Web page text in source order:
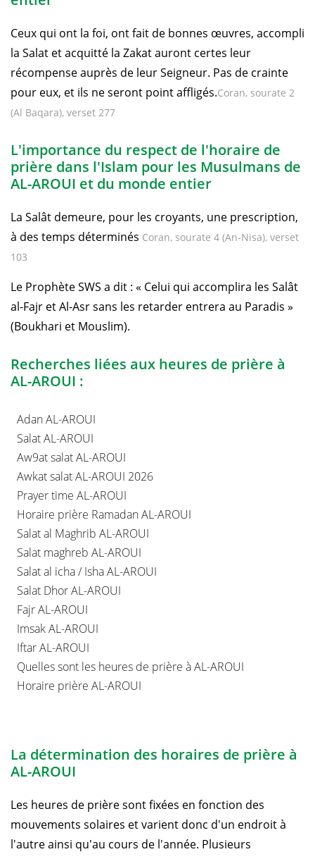
Ceux qui ont la foi, ont fait de bonnes œuvres, accompli
la Salat et acquitté la Zakat auront certes leur
récompense auprès de leur Seigneur. Pas de crainte
pour eux, et ils ne seront point affligés.Coran, sourate 2
(Al Baqara), verset 277
L'importance du respect de l'horaire de
prière dans l'Islam pour les Musulmans de
AL-AROUI et du monde entier
La Salât demeure, pour les croyants, une prescription,
à des temps déterminés Coran, sourate 4 (An-Nisa), verset
103
Le Prophète SWS a dit : « Celui qui accomplira les Salât
al-Fajr et Al-Asr sans les retarder entrera au Paradis »
(Boukhari et Mouslim).
Recherches liées aux heures de prière à
AL-AROUI :
Adan AL-AROUI
Salat AL-AROUI
Aw9at salat AL-AROUI
Awkat salat AL-AROUI 2026
Prayer time AL-AROUI
Horaire prière Ramadan AL-AROUI
Salat al Maghrib AL-AROUI
Salat maghreb AL-AROUI
Salat al icha / Isha AL-AROUI
Salat Dhor AL-AROUI
Fajr AL-AROUI
Imsak AL-AROUI
Iftar AL-AROUI
Quelles sont les heures de prière à AL-AROUI
Horaire prière AL-AROUI
La détermination des horaires de prière à
AL-AROUI
Les heures de prière sont fixées en fonction des
mouvements solaires et varient donc d'un endroit à
l'autre ainsi qu'au cours de l'année. Plusieurs